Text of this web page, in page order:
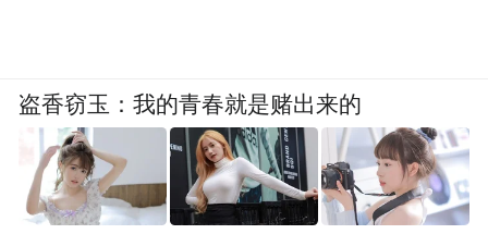
盗香窃玉：我的青春就是赌出来的